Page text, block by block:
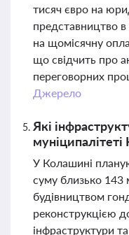
тисяч євро на
представництво
на щомісячну
що свідчить про
переговорних
Джерело
Які
У Колашині
суму близько 143
будівництвом
реконструкцією
інфраструктури